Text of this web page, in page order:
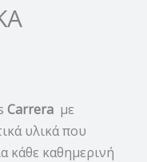
Carrera με
υλικά που
κάθε καθημερινή